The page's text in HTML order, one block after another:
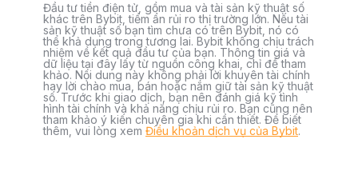
Đầu tư tiền điện tử, gồm mua và tài sản kỹ thuật số
khác trên Bybit, tiềm ẩn rủi ro thị trường lớn. Nếu tài
sản kỹ thuật số bạn tìm chưa có trên Bybit, nó có
thể khả dụng trong tương lai. Bybit không chịu trách
nhiệm về kết quả đầu tư của bạn. Thông tin giá và
dữ liệu tại đây lấy từ nguồn công khai, chỉ để tham
khảo. Nội dung này không phải lời khuyên tài chính
hay lời chào mua, bán hoặc nắm giữ tài sản kỹ thuật
số. Trước khi giao dịch, bạn nên đánh giá kỹ tình
hình tài chính và khả năng chịu rủi ro. Bạn cũng nên
tham khảo ý kiến chuyên gia khi cần thiết. Để biết
thêm, vui lòng xem Điều khoản dịch vụ của Bybit.